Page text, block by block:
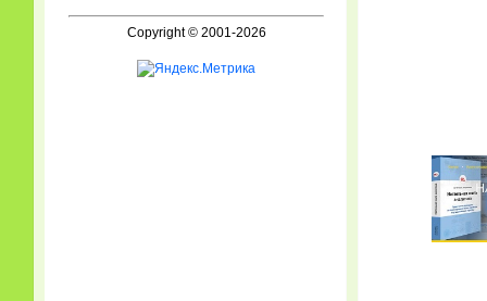
Copyright © 2001-2026